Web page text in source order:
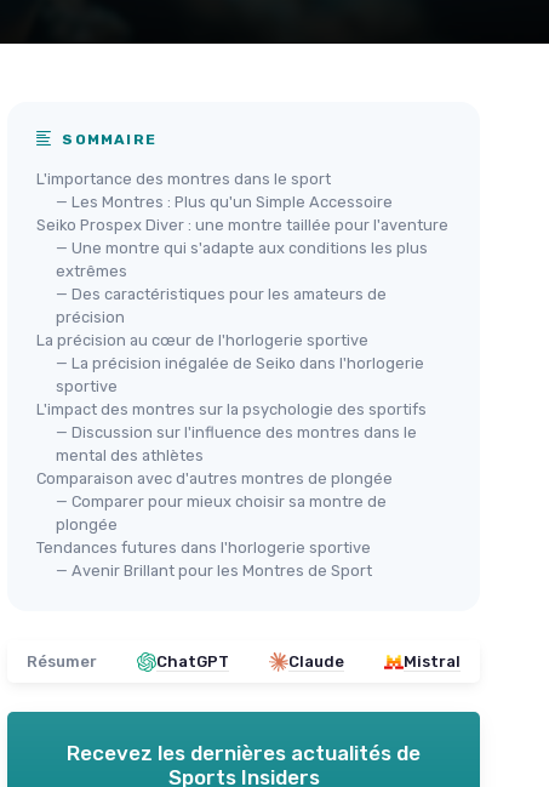
mètres
Montre automatique homme
＋
Design unique- Style Samurai
★★★★★
★★★★★ 5/5 — 1 avis
SOMMAIRE
L'importance des montres dans le sport
— Les Montres : Plus qu'un Simple Accessoire
Seiko Prospex Diver : une montre taillée pour l'aventure
— Une montre qui s'adapte aux conditions les plus
extrêmes
— Des caractéristiques pour les amateurs de
précision
La précision au cœur de l'horlogerie sportive
— La précision inégalée de Seiko dans l'horlogerie
sportive
L'impact des montres sur la psychologie des sportifs
— Discussion sur l'influence des montres dans le
mental des athlètes
Comparaison avec d'autres montres de plongée
— Comparer pour mieux choisir sa montre de
plongée
Tendances futures dans l'horlogerie sportive
— Avenir Brillant pour les Montres de Sport
Résumer ChatGPT Claude Mistral
Recevez les dernières actualités de
Sports Insiders